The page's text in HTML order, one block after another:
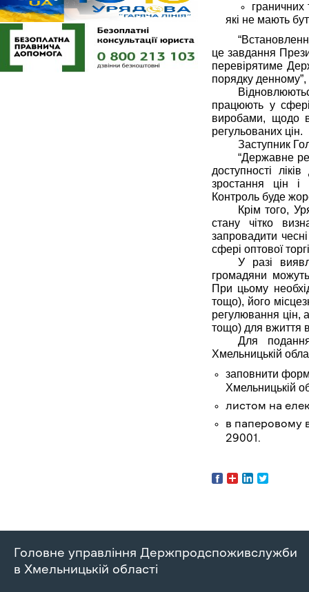
граничних
які не мають
це завдання
перевірятиме
порядку
працюють у сфері
виробами, щодо
регульованих цін.
Заступник
“Державне
доступності
зростання цін і
Контроль буде
Крім того,
стану чітко
запровадити
сфері оптової
У разі
громадяни
При цьому
тощо), його
регулювання цін, а
тощо) для вжиття
Для
Хмельницькій
заповнити
Хмельницькій
листом на
в паперовому
29001.
Головне управління Держпродспоживслужби
в Хмельницькій області